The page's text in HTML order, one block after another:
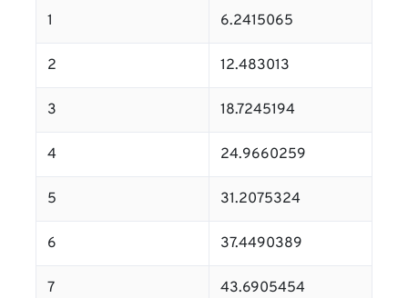
1 6.2415065
2 12.483013
3 18.7245194
4 24.9660259
5 31.2075324
6 37.4490389
7 43.6905454